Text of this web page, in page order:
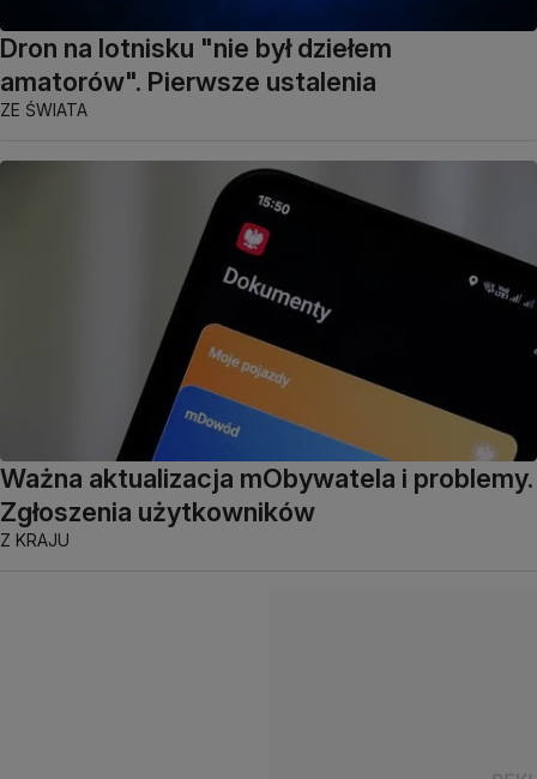
Dron na lotnisku "nie był dziełem
amatorów". Pierwsze ustalenia
ZE ŚWIATA
Ważna aktualizacja mObywatela i problemy.
Zgłoszenia użytkowników
Z KRAJU